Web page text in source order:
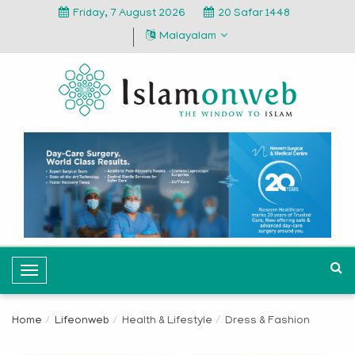
Friday, 7 August 2026
20 Safar 1448
Malayalam
T
o
Home Lifeonweb Health & Lifestyle Dress & Fashion